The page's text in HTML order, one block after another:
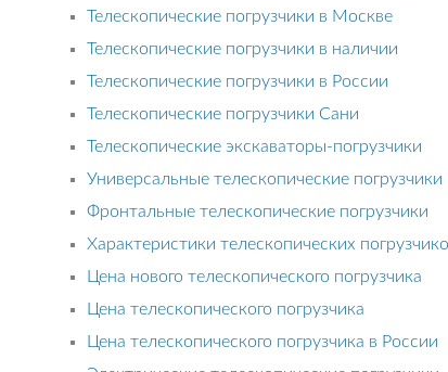
Телескопические погрузчики в Москве
Телескопические погрузчики в наличии
Телескопические погрузчики в России
Телескопические погрузчики Сани
Телескопические экскаваторы-погрузчики
Универсальные телескопические погрузчики
Фронтальные телескопические погрузчики
Характеристики телескопических
Цена нового телескопического погрузчика
Цена телескопического погрузчика
Цена телескопического погрузчика в России